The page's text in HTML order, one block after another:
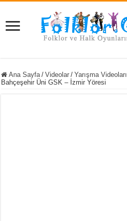
Ana Sayfa / Videolar / Yarışma Videoları
Bahçeşehir Üni GSK – İzmir Yöresi